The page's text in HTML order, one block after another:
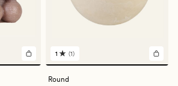
1
omdömen
med
1 (1)
Round